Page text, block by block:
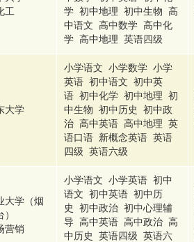
工
学 初中地理 初中生物 高
中语文 高中数学 高中化
学 高中地理 英语四级
大学
小学语文 小学数学 小学
英语 初中语文 初中英
语 初中化学 初中地理 初
中生物 初中历史 初中政
治 高中英语 高中地理 英
语口语 新概念英语 英语
四级 英语六级
大学（烟
）
营销
小学语文 小学英语 初中
语文 初中英语 初中历
史 初中政治 初中心理辅
导 高中英语 高中政治 高
中历史 英语四级 英语六